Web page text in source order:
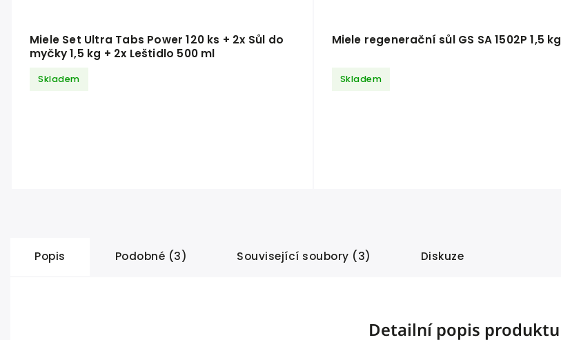
Miele Set Ultra Tabs Power 120 ks + 2x Sůl do
myčky 1,5 kg + 2x Leštidlo 500 ml
Skladem
Miele regenerační sůl GS SA 1502P 1,5 kg
Skladem
Popis Podobné (3) Související soubory (3) Diskuze
Detailní popis produktu